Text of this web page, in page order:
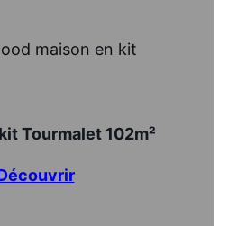
Tourmalet 102m²